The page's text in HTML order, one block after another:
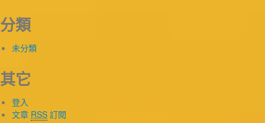
分類
未分類
其它
登入
文章 RSS 訂閱